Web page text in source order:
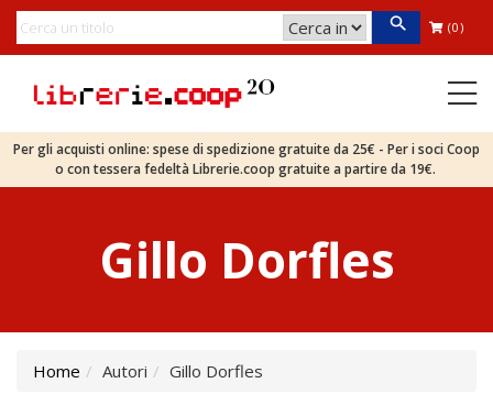
(0)
Per gli acquisti online: spese di spedizione gratuite da 25€ - Per i soci Coop
o con tessera fedeltà Librerie.coop gratuite a partire da 19€.
Gillo Dorfles
Home Autori Gillo Dorfles